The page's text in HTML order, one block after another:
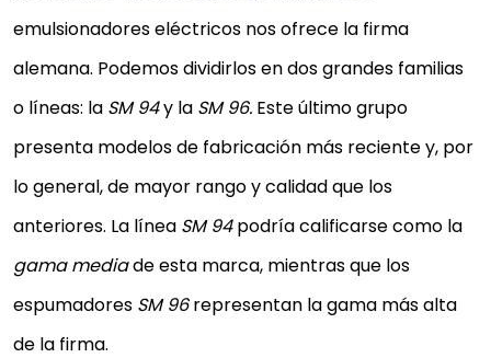
emulsionadores eléctricos nos ofrece la firma
alemana. Podemos dividirlos en dos grandes familias
o líneas: la SM 94y la SM 96. Este último grupo
presenta modelos de fabricación más reciente y, por
lo general, de mayor rango y calidad que los
anteriores. La línea SM 94podría calificarse como la
gama mediade esta marca, mientras que los
espumadores SM 96representan la gama más alta
de la firma.